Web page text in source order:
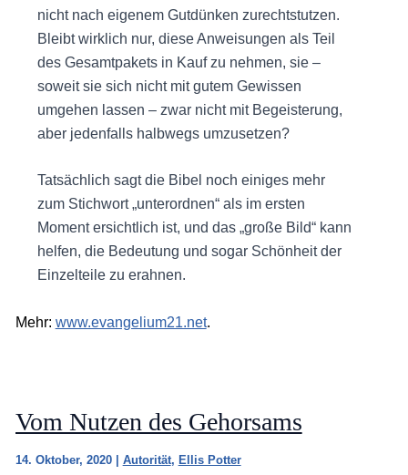
nicht nach eigenem Gutdünken zurechtstutzen.
Bleibt wirklich nur, diese Anweisungen als Teil
des Gesamtpakets in Kauf zu nehmen, sie –
soweit sie sich nicht mit gutem Gewissen
umgehen lassen – zwar nicht mit Begeisterung,
aber jedenfalls halbwegs umzusetzen?
Tatsächlich sagt die Bibel noch einiges mehr
zum Stichwort „unterordnen“ als im ersten
Moment ersichtlich ist, und das „große Bild“ kann
helfen, die Bedeutung und sogar Schönheit der
Einzelteile zu erahnen.
Mehr: www.evangelium21.net.
Vom Nutzen des Gehorsams
14. Oktober, 2020 Autorität, Ellis Potter